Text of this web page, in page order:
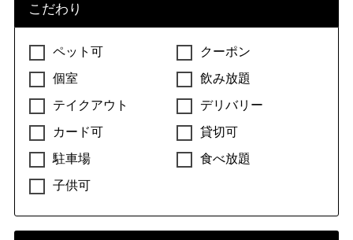
こだわり
ペット可
クーポン
個室
飲み放題
テイクアウト
デリバリー
カード可
貸切可
駐車場
食べ放題
子供可